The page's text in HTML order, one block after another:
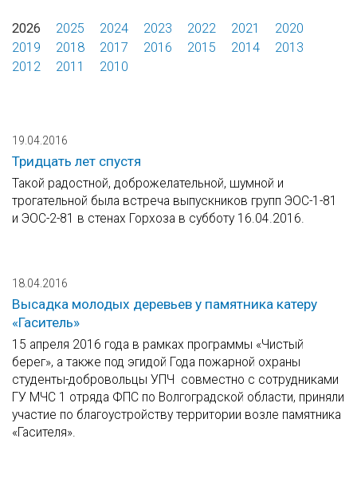
2026 2025 2024 2023 2022 2021
2020
2019
2018 2017 2016 2015 2014
2013
2012
2011 2010
19.04.2016
Тридцать лет спустя
Такой радостной, доброжелательной, шумной и
трогательной была встреча выпускников групп ЭОС-1-81
и ЭОС-2-81 в стенах Горхоза в субботу 16.04.2016.
18.04.2016
Высадка молодых деревьев у памятника катеру
«Гаситель»
15 апреля 2016 года в рамках программы «Чистый
берег», а также под эгидой Года пожарной охраны
студенты-добровольцы УПЧ совместно с сотрудниками
ГУ МЧС 1 отряда ФПС по Волгоградской области, приняли
участие по благоустройству территории возле памятника
«Гасителя».